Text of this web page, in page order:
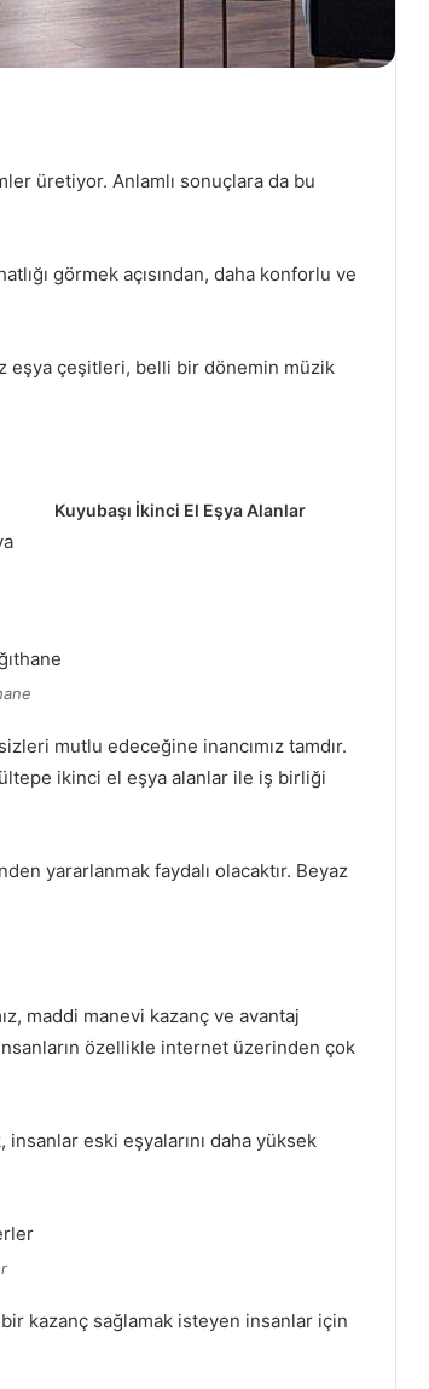
üretiyor. Anlamlı sonuçlara da bu
görmek açısından, daha konforlu ve
eşya çeşitleri, belli bir dönemin müzik
Kuyubaşı İkinci El Eşya Alanlar
mutlu edeceğine inancımız tamdır.
ikinci el eşya alanlar ile iş birliği
yararlanmak faydalı olacaktır. Beyaz
maddi manevi kazanç ve avantaj
özellikle internet üzerinden çok
insanlar eski eşyalarını daha yüksek
kazanç sağlamak isteyen insanlar için